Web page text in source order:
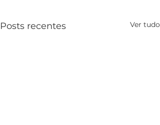
Posts recentes Ver tudo